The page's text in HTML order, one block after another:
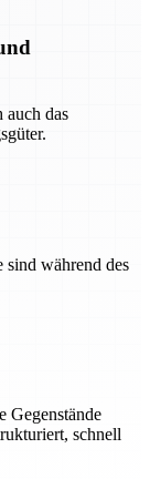
auch das
sind während des
Gegenstände
schnell